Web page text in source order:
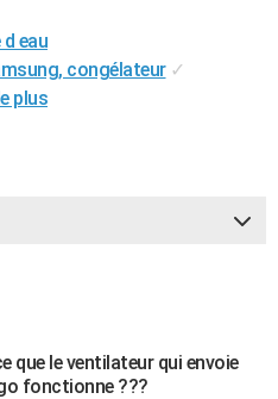
eau
congélateur ✓
plus
que le ventilateur qui envoie
fonctionne ???